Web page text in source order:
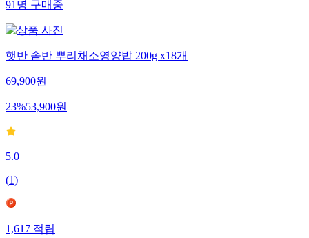
91명구매중
햇반 솥반 뿌리채소영양밥 200g x18개
69,900원
23%53,900원
5.0
(1)
1,617적립